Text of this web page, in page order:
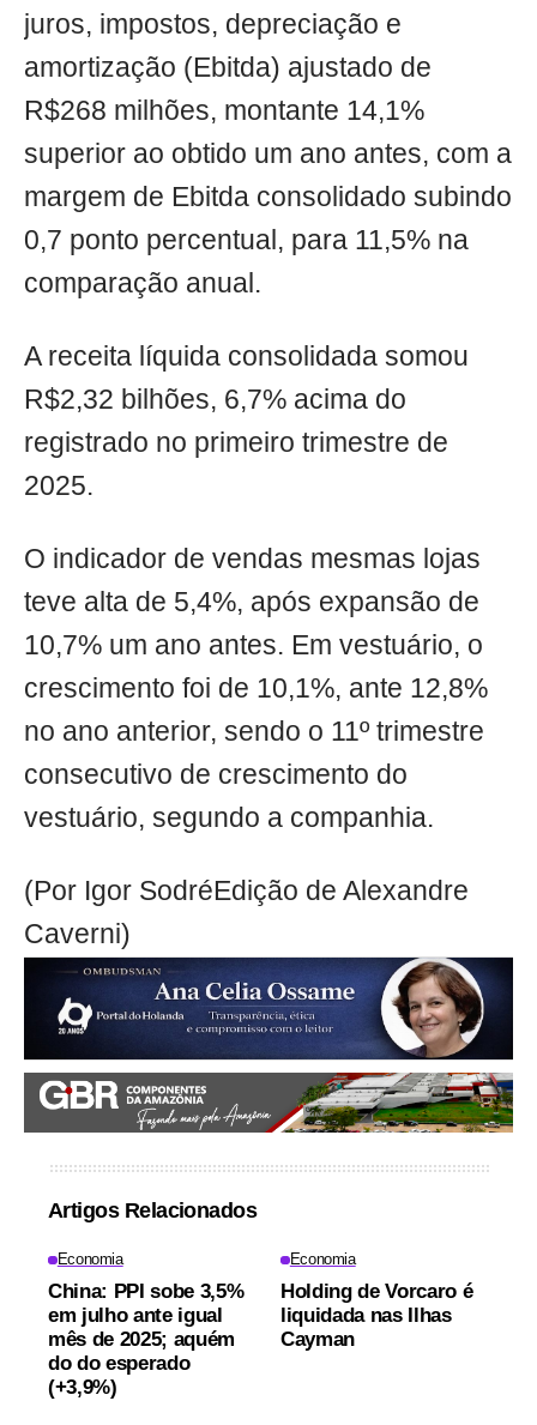
juros, impostos, depreciação e
amortização (Ebitda) ajustado de
R$268 milhões, montante 14,1%
superior ao obtido um ano antes, com a
margem de Ebitda consolidado subindo
0,7 ponto percentual, para 11,5% na
comparação anual.
A receita líquida consolidada somou
R$2,32 bilhões, 6,7% acima do
registrado no primeiro trimestre de
2025.
O indicador de vendas mesmas lojas
teve alta de 5,4%, após expansão de
10,7% um ano antes. Em vestuário, o
crescimento foi de 10,1%, ante 12,8%
no ano anterior, sendo o 11º trimestre
consecutivo de crescimento do
vestuário, segundo a companhia.
(Por Igor SodréEdição de Alexandre
Caverni)
Artigos Relacionados
Economia
China: PPI sobe 3,5%
em julho ante igual
mês de 2025; aquém
do do esperado
(+3,9%)
Economia
Holding de Vorcaro é
liquidada nas Ilhas
Cayman